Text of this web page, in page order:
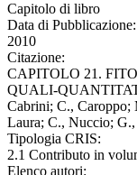
Capitolo di libro
Data di Pubblicazione:
2010
Citazione:
CAPITOLO 21.
QUALI-
Cabrini; C., Caroppo;
Laura; C., Nuccio;
Tipologia CRIS:
2.1 Contributo in
Elenco autori: